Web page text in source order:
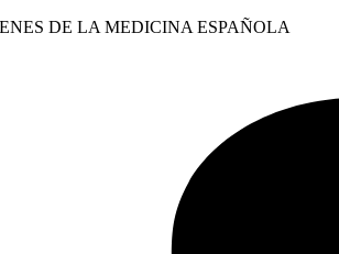
DE LA MEDICINA ESPAÑOLA